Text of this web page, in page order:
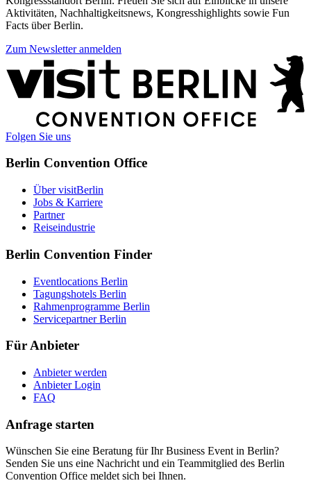
Aktivitäten, Nachhaltigkeitsnews, Kongresshighlights sowie Fun
Facts über Berlin.
Zum Newsletter anmelden
Weitere
Informationen
Folgen Sie uns
Berlin Convention Office
Über visitBerlin
Jobs & Karriere
Partner
Reiseindustrie
Berlin Convention Finder
Eventlocations Berlin
Tagungshotels Berlin
Rahmenprogramme Berlin
Servicepartner Berlin
Für Anbieter
Anbieter werden
Anbieter Login
FAQ
Anfrage starten
Wünschen Sie eine Beratung für Ihr Business Event in Berlin?
Senden Sie uns eine Nachricht und ein Teammitglied des Berlin
Convention Office meldet sich bei Ihnen.